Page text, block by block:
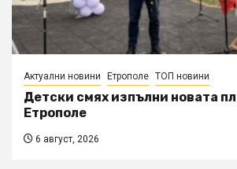
Актуални новини Етрополе ТОП новини
Детски смях изпълни новата
Етрополе
6 август, 2026